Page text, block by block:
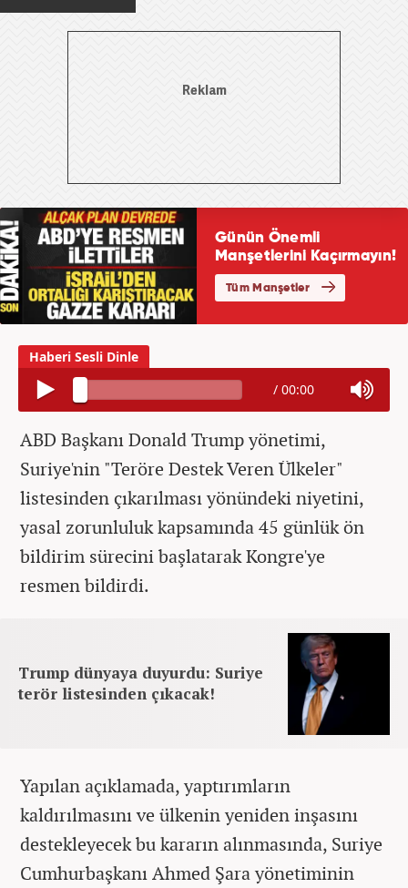
/ 00:00
ABD Başkanı Donald Trump yönetimi,
Suriye'nin "Teröre Destek Veren Ülkeler"
listesinden çıkarılması yönündeki niyetini,
yasal zorunluluk kapsamında 45 günlük ön
bildirim sürecini başlatarak Kongre'ye
resmen bildirdi.
Trump dünyaya duyurdu: Suriye
terör listesinden çıkacak!
Yapılan açıklamada, yaptırımların
kaldırılmasını ve ülkenin yeniden inşasını
destekleyecek bu kararın alınmasında, Suriye
Cumhurbaşkanı Ahmed Şara yönetiminin